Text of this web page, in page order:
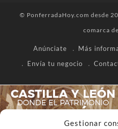
Gestionar
© PonferradaHoy.com desde
comarca
Anúnciate
Más
Envía tu negocio